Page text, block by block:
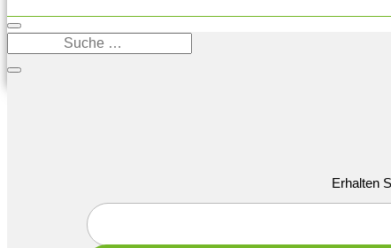
Erhalten